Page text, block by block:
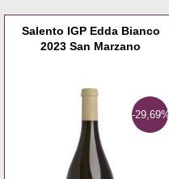
Salento IGP Edda Bianco
2023 San Marzano
-29,69%